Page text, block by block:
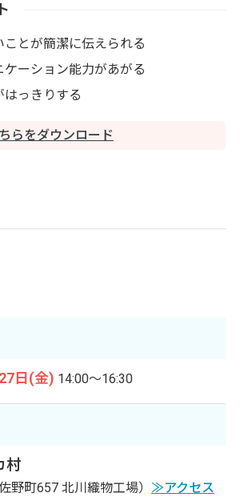
ことが簡潔に伝えられる
ケーション能力があがる
はっきりする
らをダウンロード
日(金) 14:00～16:30
村
野町657 北川織物工場） ≫アクセス